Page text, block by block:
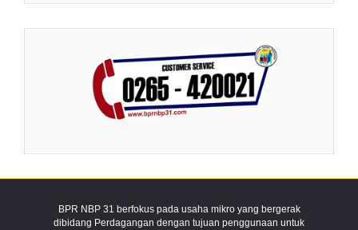
BPR NBP 31 berfokus pada usaha mikro yang bergerak
dibidang Perdagangan dengan tujuan penggunaan untuk